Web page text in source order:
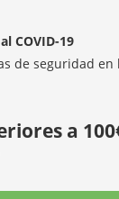
COVID-19
de seguridad
a